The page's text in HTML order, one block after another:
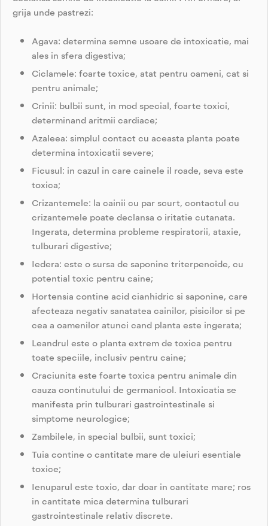
grija unde pastrezi:
Agava: determina semne usoare de intoxicatie, mai
ales in sfera digestiva;
Ciclamele: foarte toxice, atat pentru oameni, cat si
pentru animale;
Crinii: bulbii sunt, in mod special, foarte toxici,
determinand aritmii cardiace;
Azaleea: simplul contact cu aceasta planta poate
determina intoxicatii severe;
Ficusul: in cazul in care cainele il roade, seva este
toxica;
Crizantemele: la cainii cu par scurt, contactul cu
crizantemele poate declansa o iritatie cutanata.
Ingerata, determina probleme respiratorii, ataxie,
tulburari digestive;
Iedera: este o sursa de saponine triterpenoide, cu
potential toxic pentru caine;
Hortensia contine acid cianhidric si saponine, care
afecteaza negativ sanatatea cainilor, pisicilor si pe
cea a oamenilor atunci cand planta este ingerata;
Leandrul este o planta extrem de toxica pentru
toate speciile, inclusiv pentru caine;
Craciunita este foarte toxica pentru animale din
cauza continutului de germanicol. Intoxicatia se
manifesta prin tulburari gastrointestinale si
simptome neurologice;
Zambilele, in special bulbii, sunt toxici;
Tuia contine o cantitate mare de uleiuri esentiale
toxice;
Ienuparul este toxic, dar doar in cantitate mare; ros
in cantitate mica determina tulburari
gastrointestinale relativ discrete.